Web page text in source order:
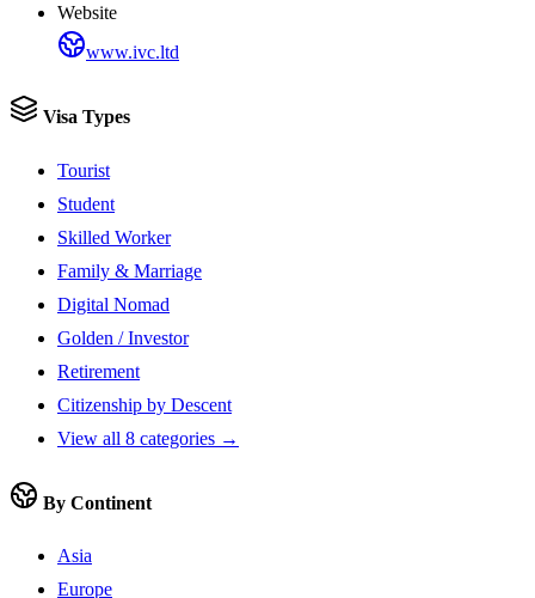
Website
www.ivc.ltd
Visa Types
Tourist
Student
Skilled Worker
Family & Marriage
Digital Nomad
Golden / Investor
Retirement
Citizenship by Descent
View all 8 categories →
By Continent
Asia
Europe